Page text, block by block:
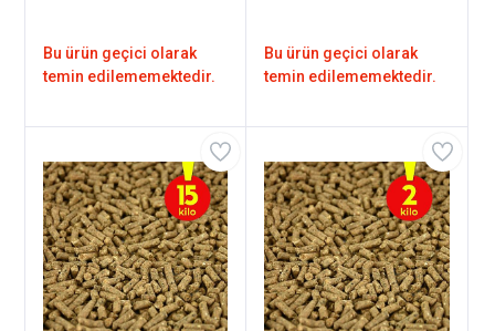
Bu ürün geçici olarak
temin edilememektedir.
Bu ürün geçici olarak
temin edilememektedir.